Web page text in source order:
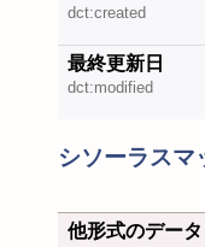
dct:created
最終更新日
dct:modified
シソーラスマ
他形式のデータ